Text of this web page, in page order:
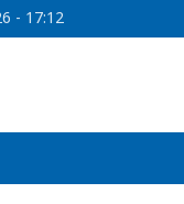
- 17:12